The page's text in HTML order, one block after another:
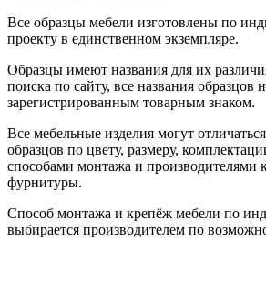
Все образцы мебели изготовлены по
проекту в единственном экземпляре.
Образцы имеют названия для их
поиска по сайту, все названия образцов
зарегистрированным товарным знаком.
Все мебельные изделия могут
образцов по цвету, размеру,
способами монтажа и производителями
фурнитуры.
Способ монтажа и крепёж мебели по
выбирается производителем по